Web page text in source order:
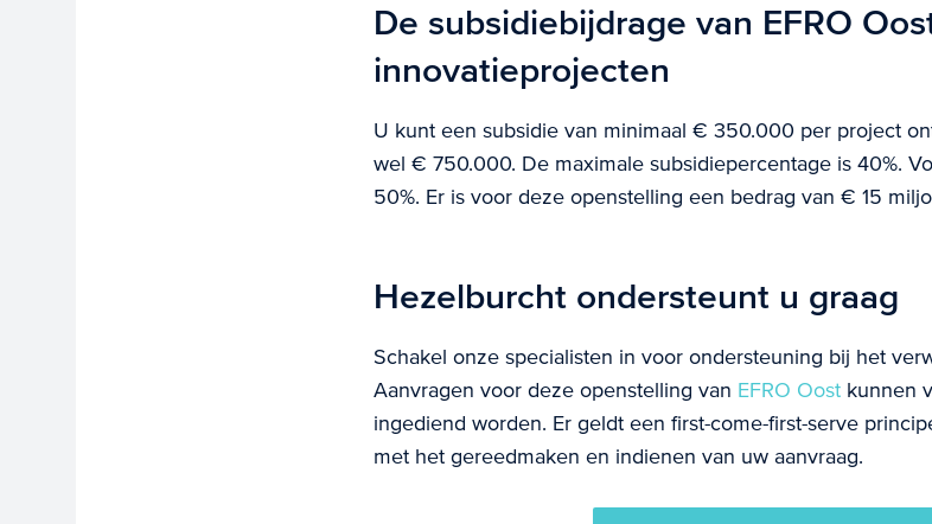
De subsidiebijdrage van EFRO
innovatieprojecten
U kunt een subsidie van minimaal € 350.000 per project
wel € 750.000. De maximale subsidiepercentage is 40%.
50%. Er is voor deze openstelling een bedrag van € 15
Hezelburcht ondersteunt u graag
Schakel onze specialisten in voor ondersteuning bij het
Aanvragen voor deze openstelling van EFRO Oostkunnen
ingediend worden. Er geldt een first-come-first-serve
met het gereedmaken en indienen van uw aanvraag.